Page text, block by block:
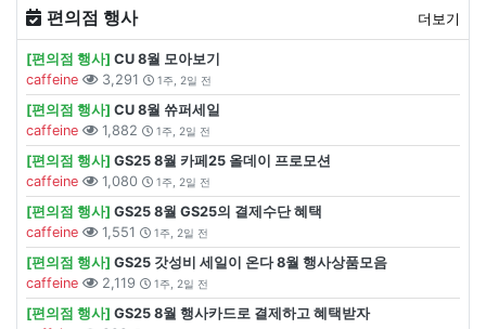
편의점 행사 더보기
[편의점 행사] CU 8월 모아보기
caffeine
3,291 1주, 2일 전
[편의점 행사] CU 8월 쓔퍼세일
caffeine
1,882 1주, 2일 전
[편의점 행사] GS25 8월 카페25 올데이 프로모션
caffeine
1,080 1주, 2일 전
[편의점 행사] GS25 8월 GS25의 결제수단 혜택
caffeine
1,551 1주, 2일 전
[편의점 행사] GS25 갓성비 세일이 온다 8월 행사상품모음
caffeine
2,119 1주, 2일 전
[편의점 행사] GS25 8월 행사카드로 결제하고 혜택받자